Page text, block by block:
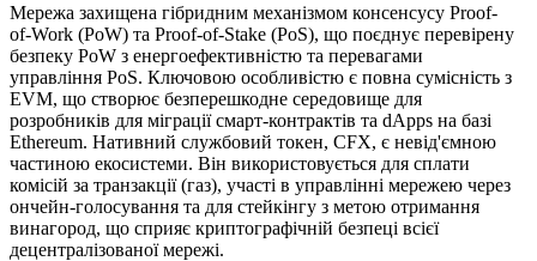
Мережа захищена гібридним механізмом консенсусу Proof-
of-Work (PoW) та Proof-of-Stake (PoS), що поєднує перевірену
безпеку PoW з енергоефективністю та перевагами
управління PoS. Ключовою особливістю є повна сумісність з
EVM, що створює безперешкодне середовище для
розробників для міграції смарт-контрактів та dApps на базі
Ethereum. Нативний службовий токен, CFX, є невід'ємною
частиною екосистеми. Він використовується для сплати
комісій за транзакції (газ), участі в управлінні мережею через
ончейн-голосування та для стейкінгу з метою отримання
винагород, що сприяє криптографічній безпеці всієї
децентралізованої мережі.